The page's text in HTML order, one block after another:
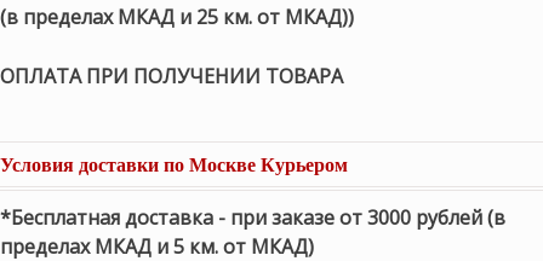
(в пределах МКАД и 25 км. от МКАД))
ОПЛАТА ПРИ ПОЛУЧЕНИИ ТОВАРА
Условия доставки по Москве Курьером
*Бесплатная доставка - при заказе от 3000 рублей (в
пределах МКАД и 5 км. от МКАД)